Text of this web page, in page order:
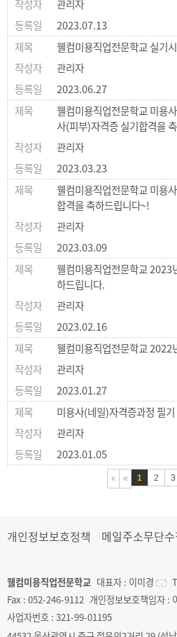
관리자
2023.07.13
웰컴미용직업전문학교 실기
관리자
2023.06.27
웰컴미용직업전문학교 미용
사(피부)자격증 실기합격을
관리자
2023.03.23
웰컴미용직업전문학교 미용
합격을 축하드립니다~!
관리자
2023.03.09
웰컴미용직업전문학교 2023
하드립니다.
관리자
2023.02.16
웰컴미용직업전문학교 2022
관리자
2023.01.27
미용사(네일)자격증과정 필
관리자
2023.01.05
1 2 3
개인정보보호정책 메일주소무단
웰컴미용직업전문학교 대표자 : 이미경
Fax : 052-246-9112 개인정보보호책임자 :
사업자번호 : 321-99-01195